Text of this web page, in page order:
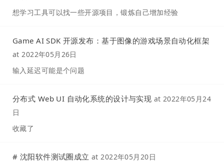
想学习工具可以找一些开源项目，锻炼自己增加经验
Game AI SDK 开源发布：基于图像的游戏场景自动化框架
at2022年05月26日
输入延迟可能是个问题
分布式 Web UI 自动化系统的设计与实现 at 2022年05月24
日
收藏了
# 沈阳软件测试圈成立 at2022年05月20日